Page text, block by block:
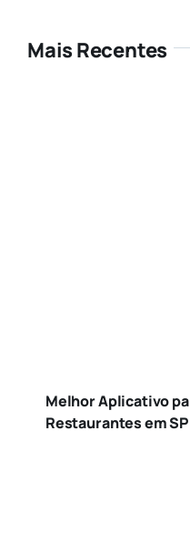
Mais Recentes
Melhor Aplicativo
Restaurantes em SP